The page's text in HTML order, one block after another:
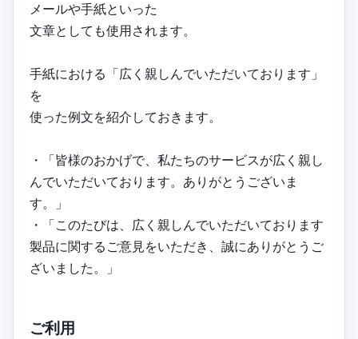
メールや手紙といった
文章としても使用されます。
手紙における「広く親しんでいただいております」
を
使った例文を紹介しておきます。
・「皆様のおかげで、私たちのサービスが広く親し
んでいただいております。ありがとうございま
す。」
・「このたびは、広く親しんでいただいております
製品に関するご意見をいただき、誠にありがとうご
ざいました。」
ご利用